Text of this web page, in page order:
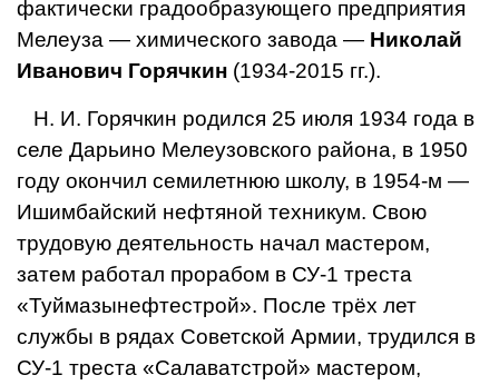
фактически градообразующего предприятия
Мелеуза — химического завода — Николай
Иванович Горячкин (1934-2015 гг.).
Н. И. Горяч­кин родился 25 июля 1934 года в
селе Дарьино Мелеузовского района, в 1950
году окончил семилетнюю школу, в 1954-м —
Ишимбайский нефтяной тех­никум. Свою
трудовую деятельность начал мастером,
затем ра­ботал прорабом в СУ-1 треста
«Туймазынефтестрой». После трёх лет
службы в рядах Советской Армии, трудился в
СУ-1 треста «Салаватстрой» мастером,